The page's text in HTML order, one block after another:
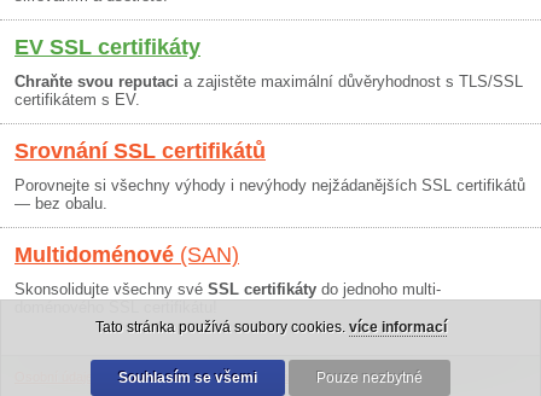
EV SSL certifikáty
Chraňte svou reputaci a zajistěte maximální důvěryhodnost s TLS/SSL
certifikátem s EV.
Srovnání SSL certifikátů
Porovnejte si všechny výhody i nevýhody nejžádanějších SSL certifikátů
— bez obalu.
Multidoménové (SAN)
Skonsolidujte všechny své SSL certifikáty do jednoho multi-
Obchodní podmínky|30 dní záruka
Tato stránka používá soubory cookies. více informací
Souhlasím se všemi Pouze nezbytné